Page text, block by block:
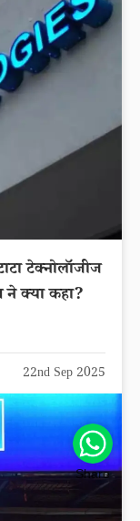
टेक्नोलॉजीज
ने क्या कहा?
22nd Sep 2025
Share